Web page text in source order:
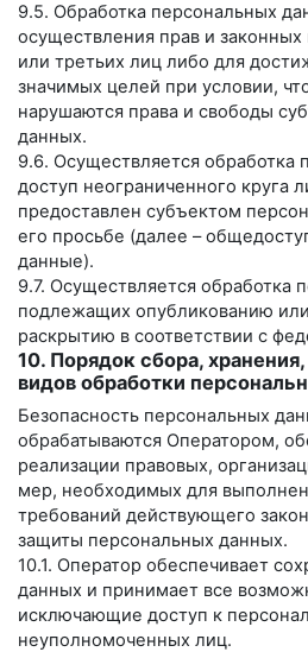
9.5. Обработка персональных
осуществления прав и законных
или третьих лиц либо для
значимых целей при условии,
нарушаются права и свободы
данных.
9.6. Осуществляется обработка
доступ неограниченного круга
предоставлен субъектом
его просьбе (далее –
данные).
9.7. Осуществляется обработка
подлежащих опубликованию
раскрытию в соответствии с
10. Порядок сбора,
видов обработки
Безопасность персональных
обрабатываются Оператором,
реализации правовых,
мер, необходимых для
требований действующего
защиты персональных данных.
10.1. Оператор обеспечивает
данных и принимает все
исключающие доступ к
неуполномоченных лиц.